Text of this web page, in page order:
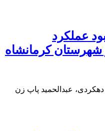
عملکرد
کرمانشاه
عبدالحمید پاپ زن